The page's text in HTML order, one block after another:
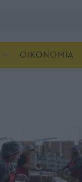
ΟΙΚΟΝΟΜΙΑ